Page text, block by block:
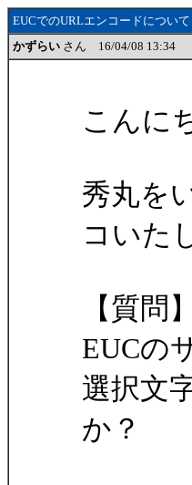
EUCでのURLエンコードについて
かずらい さん 16/04/08 13:34
こんに
秀丸を
コいた
【質問】
EUCの
選択文
か？